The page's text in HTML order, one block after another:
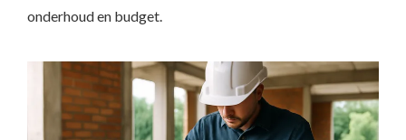
onderhoud en budget.